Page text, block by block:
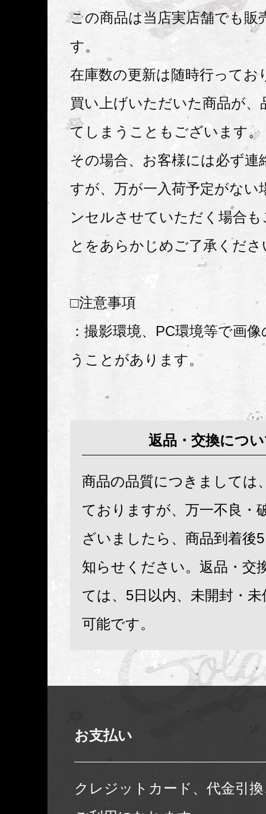
この商品は当店実店舗でも販
す。
在庫数の更新は随時行ってお
買い上げいただいた商品が、
てしまうこともございます。
その場合、お客様には必ず連
すが、万が一入荷予定がない
ンセルさせていただく場合
とをあらかじめご了承くださ
□注意事項
：撮影環境、PC環境等で画
うことがあります。
返品・交換につ
商品の品質につきましては
ておりますが、万一不良・
ざいましたら、商品到着後
知らせください。返品・交
ては、5日以内、未開封・
可能です。
お支払い
クレジットカード、代金引